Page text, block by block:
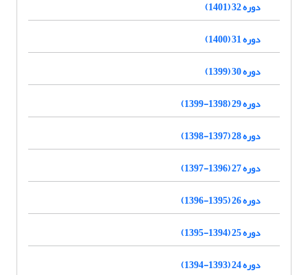
دوره 32 (1401)
دوره 31 (1400)
دوره 30 (1399)
دوره 29 (1398-1399)
دوره 28 (1397-1398)
دوره 27 (1396-1397)
دوره 26 (1395-1396)
دوره 25 (1394-1395)
دوره 24 (1393-1394)